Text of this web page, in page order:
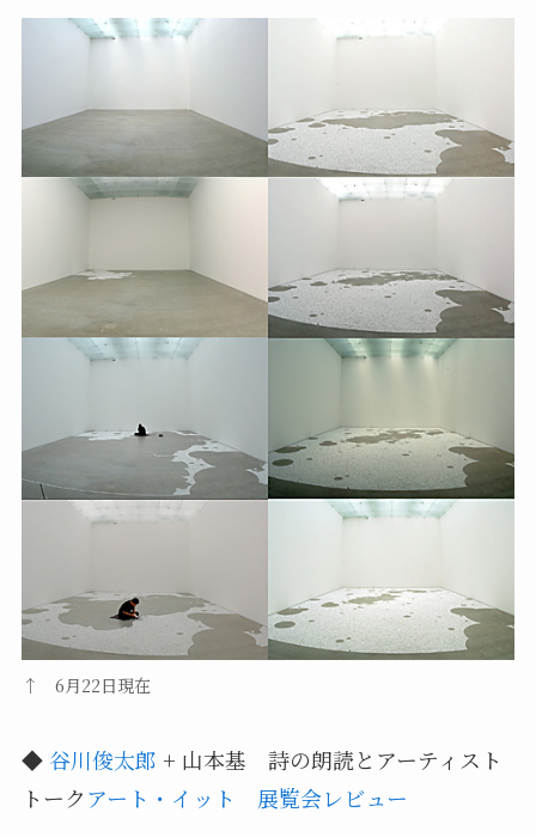
↑ 6月22日現在
◆谷川俊太郎 + 山本基 詩の朗読とアーティスト
トークアート・イット 展覧会レビュー